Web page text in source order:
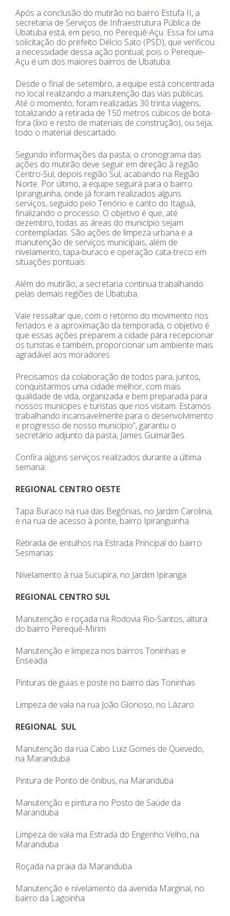
Após a conclusão do mutirão no bairro Estufa II, a
secretaria de Serviços de Infraestrutura Pública de
Ubatuba está, em peso, no Perequê-Açu. Essa foi uma
solicitação do prefeito Délcio Sato (PSD), que verificou
a necessidade dessa ação pontual, pois o Pereque-
Açu é um dos maiores bairros de Ubatuba.
Desde o final de setembro, a equipe está concentrada
no local realizando a manutenção das vias públicas.
Até o momento, foram realizadas 30 trinta viagens,
totalizando a retirada de 150 metros cúbicos de bota-
fora (lixo e resto de materiais de construção), ou seja,
todo o material descartado.
Segundo informações da pasta, o cronograma das
ações do mutirão deve seguir em direção à região
Centro-Sul, depois região Sul, acabando na Região
Norte. Por último, a equipe seguirá para o bairro
Ipiranguinha, onde já foram realizados alguns
serviços, seguido pelo Tenório e canto do Itaguá,
finalizando o processo. O objetivo é que, até
dezembro, todas as áreas do município sejam
contempladas. São ações de limpeza urbana e a
manutenção de serviços municipais, além de
nivelamento, tapa-buraco e operação cata-treco em
situações pontuais.
Além do mutirão, a secretaria continua trabalhando
pelas demais regiões de Ubatuba.
Vale ressaltar que, com o retorno do movimento nos
feriados e a aproximação da temporada, o objetivo é
que essas ações preparem a cidade para recepcionar
os turistas e também, proporcionar um ambiente mais
agradável aos moradores.
Precisamos da colaboração de todos para, juntos,
conquistarmos uma cidade melhor, com mais
qualidade de vida, organizada e bem preparada para
nossos munícipes e turistas que nos visitam. Estamos
trabalhando incansavelmente para o desenvolvimento
e progresso de nosso município”, garantiu o
secretário adjunto da pasta, James Guimarães.
Confira alguns serviços realizados durante a última
semana:
REGIONAL CENTRO OESTE
Tapa Buraco na rua das Begônias, no Jardim Carolina,
e na rua de acesso à ponte, bairro Ipiranguinha.
Retirada de entulhos na Estrada Principal do bairro
Sesmarias
Nivelamento à rua Sucupira, no Jardim Ipiranga
REGIONAL CENTRO SUL
Manutenção e roçada na Rodovia Rio-Santos, altura
do bairro Perequê-Mirim
Manutenção e limpeza nos bairros Toninhas e
Enseada
Pinturas de guias e poste no bairro das Toninhas
Limpeza de vala na rua João Glorioso, no Lázaro
REGIONAL SUL
Manutenção da rua Cabo Luiz Gomes de Quevedo,
na Maranduba
Pintura de Ponto de ônibus, na Maranduba
Manutenção e pintura no Posto de Saúde da
Maranduba
Limpeza de vala ma Estrada do Engenho Velho, na
Maranduba
Roçada na praia da Maranduba
Manutenção e nivelamento da avenida Marginal, no
bairro da Lagoinha